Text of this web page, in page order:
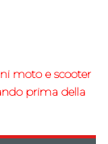
moto e scooter
prima della